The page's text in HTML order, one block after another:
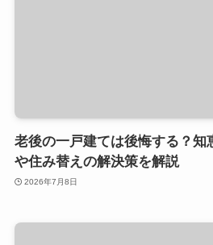
老後の一戸建ては後悔する？知
や住み替えの解決策を解説
2026年7月8日